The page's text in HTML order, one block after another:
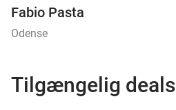
Fabio Pasta
Odense
Tilgængelig deals